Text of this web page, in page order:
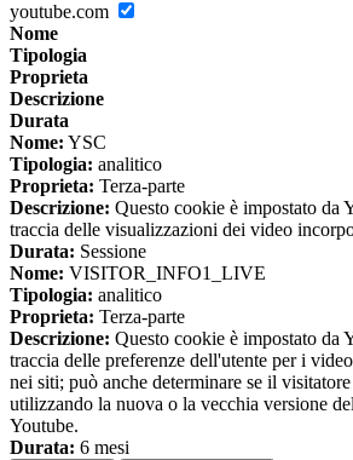
youtube.com
Nome
Tipologia
Proprieta
Descrizione
Durata
Nome: YSC
Tipologia: analitico
Proprieta: Terza-parte
Descrizione: Questo cookie è impostato da
traccia delle visualizzazioni dei video
Durata: Sessione
Nome: VISITOR_INFO1_LIVE
Tipologia: analitico
Proprieta: Terza-parte
Descrizione: Questo cookie è impostato da
traccia delle preferenze dell'utente per i
nei siti; può anche determinare se il
utilizzando la nuova o la vecchia versione
Youtube.
Durata: 6 mesi